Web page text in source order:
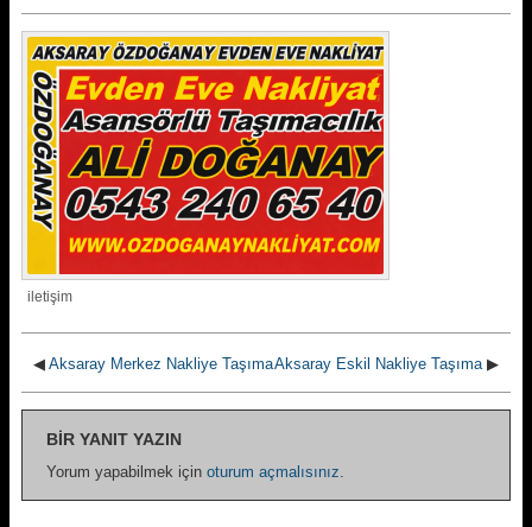
iletişim
◀ Aksaray Merkez Nakliye TaşımaAksaray Eskil Nakliye Taşıma▶
BIR YANIT YAZIN
Yorum yapabilmek için oturum açmalısınız.